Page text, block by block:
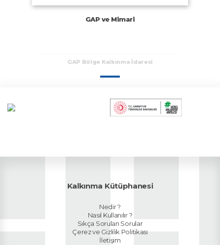
GAP ve Mimari
GAP Bölge Kalkınma İdaresi
Kalkınma Kütüphanesi
Nedir ?
Nasıl Kullanılır ?
Sıkça Sorulan Sorular
Çerez ve Gizlilik Politikası
İletişim